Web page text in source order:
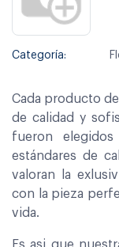
Categoría:
Cada producto
de calidad y
fueron
estándares de
valoran la
con la pieza
vida.
Es asi que